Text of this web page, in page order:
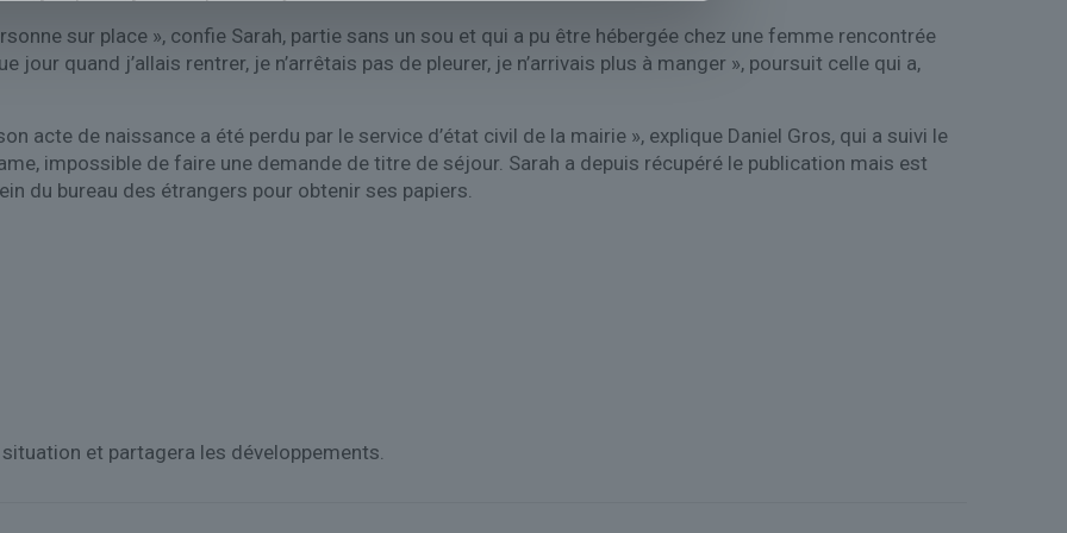
sur place », confie Sarah, partie sans un sou et qui a pu être hébergée chez une femme rencontrée
quand j’allais rentrer, je n’arrêtais pas de pleurer, je n’arrivais plus à manger », poursuit celle qui a,
acte de naissance a été perdu par le service d’état civil de la mairie », explique Daniel Gros, qui a suivi le
impossible de faire une demande de titre de séjour. Sarah a depuis récupéré le publication mais est
du bureau des étrangers pour obtenir ses papiers.
et partagera les développements.